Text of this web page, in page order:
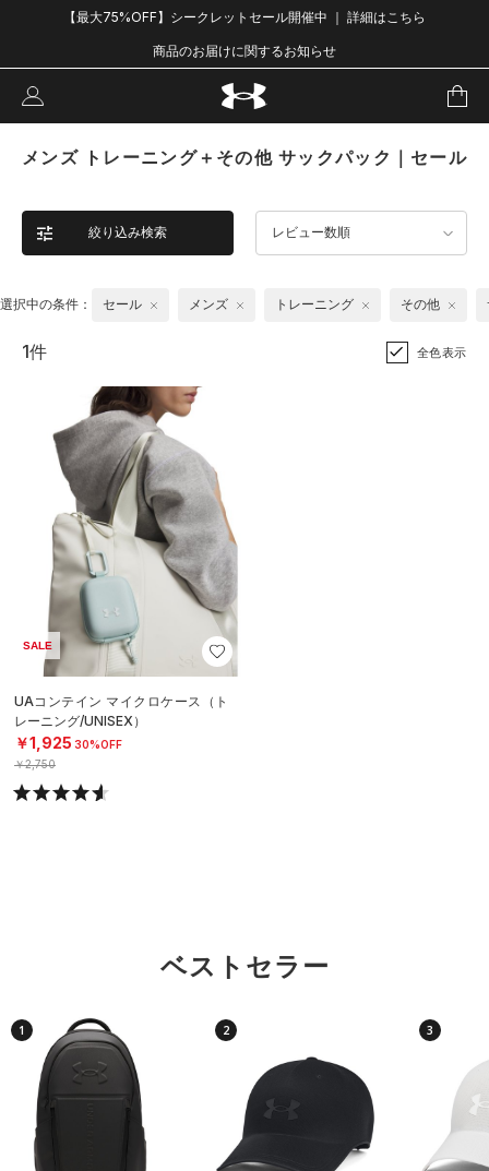
【最大75%OFF】シークレットセール開催中 ｜ 詳細はこちら
商品のお届けに関するお知らせ
メンズ トレーニング＋その他 サックパック｜セール
絞り込み検索 レビュー数順
選択中の条件： セール メンズ トレーニング その他
1件 全色表示
SALE
UAコンテイン マイクロケース（ト
レーニング/UNISEX）
￥1,925 30%OFF
￥2,750
ベストセラー
1 2 3